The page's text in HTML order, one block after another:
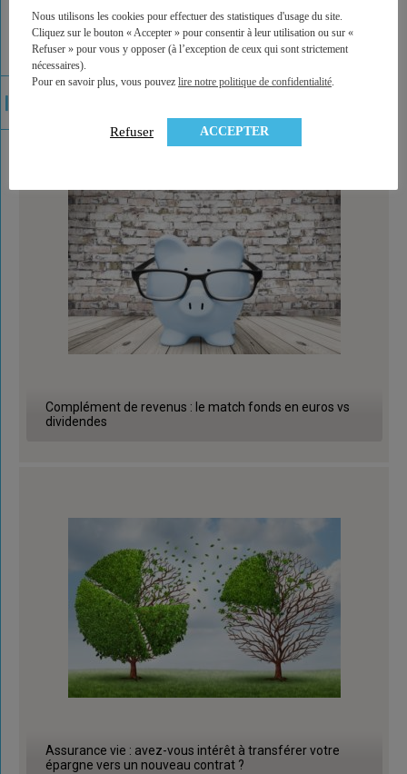
La fiscalité du PER (plan épargne retraite)
Complément de revenus : le match fonds en euros vs
dividendes
Assurance vie : avez-vous intérêt à transférer votre
épargne vers un nouveau contrat ?
Nous utilisons les cookies pour effectuer des statistiques d'usage du site.
Cliquez sur le bouton « Accepter » pour consentir à leur utilisation ou sur «
Refuser » pour vous y opposer (à l’exception de ceux qui sont strictement
nécessaires).
Pour en savoir plus, vous pouvez lire notre politique de confidentialité
Refuser ACCEPTER